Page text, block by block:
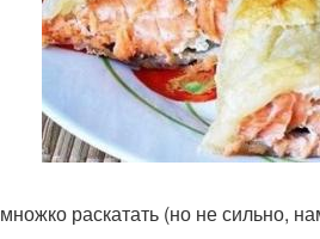
раскатать (но не сильно,